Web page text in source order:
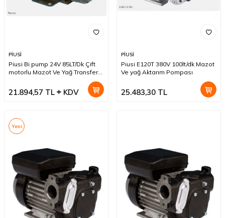
PİUSİ
Piusi Bi pump 24V 85LT/Dk Çift
motorlu Mazot Ve Yağ Transfer
21.894,57 TL KDV
PİUSİ
Piusi E120T 380V 100lt/dk Mazot
Ve yağ Aktarım Pompası
25.483,30 TL
Yeni